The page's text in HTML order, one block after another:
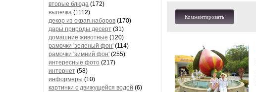
вторые блюда (172)
выпечка (1112)
декор из скрап.наборов (170)
дары природы десерт (31)
домашние животные (120)
рамочки 'зеленый фон' (114)
рамочки 'зимний фон' (255)
интересные фото (217)
интернет (58)
информеры (10)
картинки с движущейся водой (6)
Комментировать